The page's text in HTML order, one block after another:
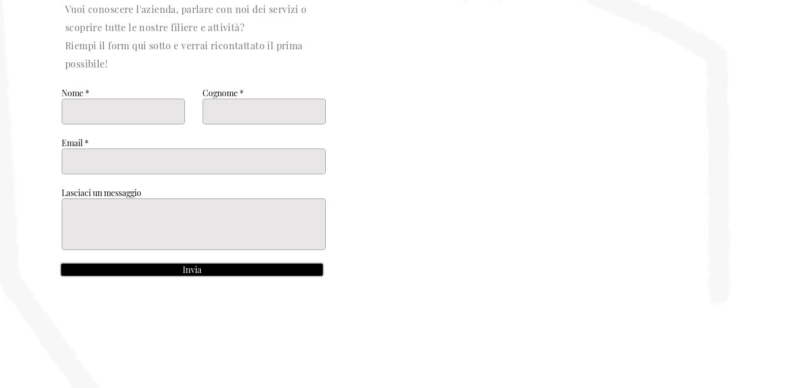
Vuoi conoscere l'azienda, parlare con noi dei servizi o
scoprire tutte le nostre filiere e attività?
Riempi il form qui sotto e verrai ricontattato il prima
possibile!
Nome Cognome
Email
Lasciaci un messaggio
Invia